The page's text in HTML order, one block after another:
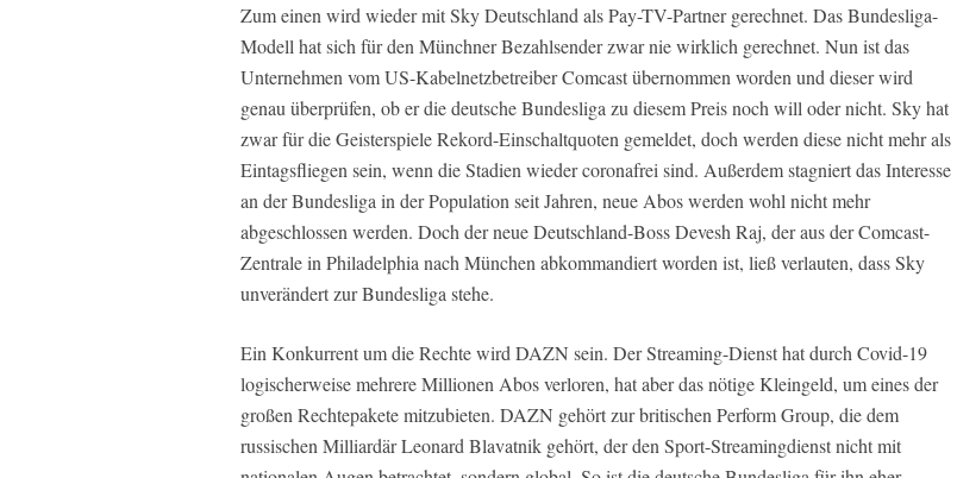
Zum einen wird wieder mit Sky Deutschland als Pay-TV-Partner gerechnet. Das Bundesliga-
Modell hat sich für den Münchner Bezahlsender zwar nie wirklich gerechnet. Nun ist das
Unternehmen vom US-Kabelnetzbetreiber Comcast übernommen worden und dieser wird
genau überprüfen, ob er die deutsche Bundesliga zu diesem Preis noch will oder nicht. Sky hat
zwar für die Geisterspiele Rekord-Einschaltquoten gemeldet, doch werden diese nicht mehr als
Eintagsfliegen sein, wenn die Stadien wieder coronafrei sind. Außerdem stagniert das Interesse
an der Bundesliga in der Population seit Jahren, neue Abos werden wohl nicht mehr
abgeschlossen werden. Doch der neue Deutschland-Boss Devesh Raj, der aus der Comcast-
Zentrale in Philadelphia nach München abkommandiert worden ist, ließ verlauten, dass Sky
unverändert zur Bundesliga stehe.
Ein Konkurrent um die Rechte wird DAZN sein. Der Streaming-Dienst hat durch Covid-19
logischerweise mehrere Millionen Abos verloren, hat aber das nötige Kleingeld, um eines der
großen Rechtepakete mitzubieten. DAZN gehört zur britischen Perform Group, die dem
russischen Milliardär Leonard Blavatnik gehört, der den Sport-Streamingdienst nicht mit